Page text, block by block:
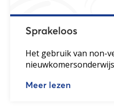
Sprakeloos
Het gebruik van non-
nieuwkomersonderwijs
Meer lezen